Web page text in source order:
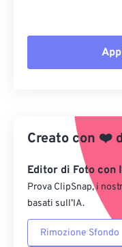
Applica da
Salva come
Creato con ❤️
Editor di Foto con
Prova ClipSnap, i
basati sull’IA.
Rimozione Sfondo